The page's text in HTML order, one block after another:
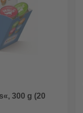
300 g (20